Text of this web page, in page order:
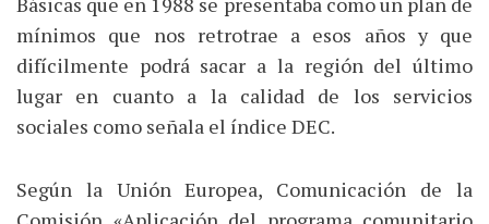
mínimos que nos retrotrae a esos años y que
difícilmente podrá sacar a la región del último
lugar en cuanto a la calidad de los servicios
sociales como señala el índice DEC.
Según la Unión Europea, Comunicación de la